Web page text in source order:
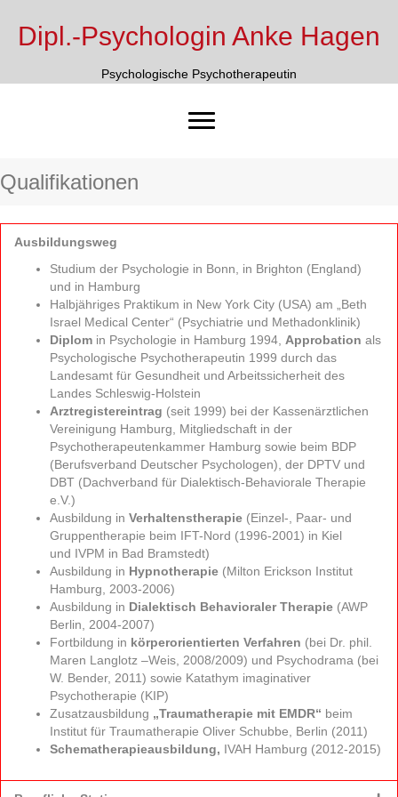
Dipl.-Psychologin Anke Hagen
Psychologische Psychotherapeutin
Qualifikationen
Ausbildungsweg
Studium der Psychologie in Bonn, in Brighton (England)
und in Hamburg
Halbjähriges Praktikum in New York City (USA) am „Beth
Israel Medical Center“ (Psychiatrie und Methadonklinik)
Diplom in Psychologie in Hamburg 1994, Approbation als
Psychologische Psychotherapeutin 1999 durch das
Landesamt für Gesundheit und Arbeitssicherheit des
Landes Schleswig-Holstein
Arztregistereintrag (seit 1999) bei der Kassenärztlichen
Vereinigung Hamburg, Mitgliedschaft in der
Psychotherapeutenkammer Hamburg sowie beim BDP
(Berufsverband Deutscher Psychologen), der DPTV und
DBT (Dachverband für Dialektisch-Behaviorale Therapie
e.V.)
Ausbildung in Verhaltenstherapie (Einzel-, Paar- und
Gruppentherapie beim IFT-Nord (1996-2001) in Kiel
und IVPM in Bad Bramstedt)
Ausbildung in Hypnotherapie (Milton Erickson Institut
Hamburg, 2003-2006)
Ausbildung in Dialektisch Behavioraler Therapie (AWP
Berlin, 2004-2007)
Fortbildung in körperorientierten Verfahren (bei Dr. phil.
Maren Langlotz –Weis, 2008/2009) und Psychodrama (bei
W. Bender, 2011) sowie Katathym imaginativer
Psychotherapie (KIP)
Zusatzausbildung „Traumatherapie mit EMDR“ beim
Institut für Traumatherapie Oliver Schubbe, Berlin (2011)
Schematherapieausbildung, IVAH Hamburg (2012-2015)